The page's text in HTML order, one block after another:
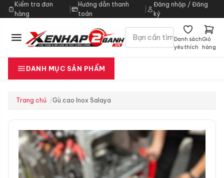
Kiểm tra đơn
hàng
|
Hướng dẫn thanh
toán
Đăng nhập / Đăng
ký
Danh sách
yêu thích
Giỏ
hàng
DANH MỤC SẢN PHẨM
Trang chủ Gù cao Inox Salaya